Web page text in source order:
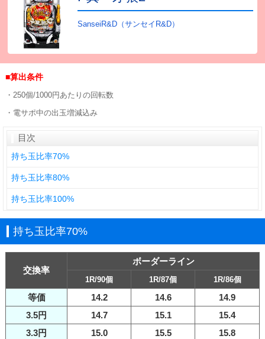
SanseiR&D（サンセイR&D）
■算出条件
・250個/1000円あたりの回転数
・電サポ中の出玉増減込み
目次
持ち玉比率70%
持ち玉比率80%
持ち玉比率100%
持ち玉比率70%
交換率
ボーダーライン
1R/90個 1R/87個 1R/86個
等価 14.2 14.6
14.9
3.5円
14.7 15.1
15.4
3.3円
15.0 15.5
15.8